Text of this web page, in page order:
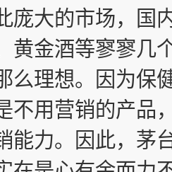
庞大的市场，国
黄金酒等寥寥几
么理想。因为保
不用营销的产品
能力。因此，茅